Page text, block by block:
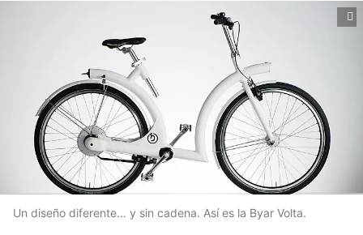
Un diseño diferente… y sin cadena. Así es la Byar Volta.